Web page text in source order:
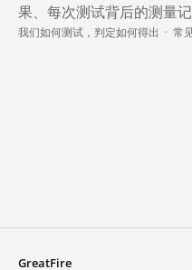
果、每次测试背后的测量
我们如何测试，判定如何得出 · 常
GreatFire